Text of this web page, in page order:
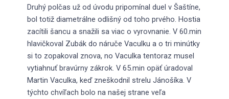
Druhý polčas už od úvodu pripomínal duel v Šaštíne,
bol totiž diametrálne odlišný od toho prvého. Hostia
zacítili šancu a snažili sa viac o vyrovnanie. V 60.min
hlavičkoval Zubák do náruče Vaculku a o tri minútky
si to zopakoval znova, no Vaculka tentoraz musel
vytiahnuť bravúrny zákrok. V 65.min opäť úradoval
Martin Vaculka, keď zneškodnil strelu Jánošíka. V
týchto chvíľach bolo na našej strane veľa